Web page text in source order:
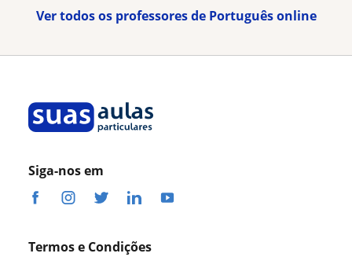
Ver todos os professores de Português online
Siga-nos em
Termos e Condições